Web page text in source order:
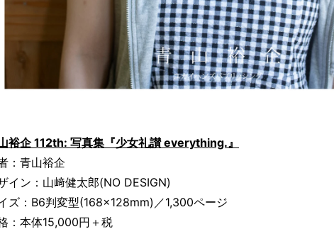
裕企 112th: 写真集『少女礼讃 everything.』
：青山裕企
イン：山﨑健太郎(NO DESIGN)
ズ：B6判変型(168×128mm)／1,300ページ
：本体15,000円＋税